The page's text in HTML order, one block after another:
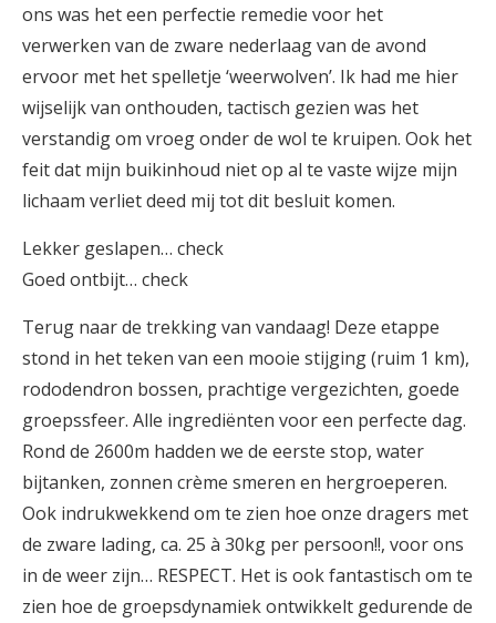
ons was het een perfectie remedie voor het
verwerken van de zware nederlaag van de avond
ervoor met het spelletje ‘weerwolven’. Ik had me hier
wijselijk van onthouden, tactisch gezien was het
verstandig om vroeg onder de wol te kruipen. Ook het
feit dat mijn buikinhoud niet op al te vaste wijze mijn
lichaam verliet deed mij tot dit besluit komen.
Lekker geslapen… check
Goed ontbijt… check
Terug naar de trekking van vandaag! Deze etappe
stond in het teken van een mooie stijging (ruim 1 km),
rododendron bossen, prachtige vergezichten, goede
groepssfeer. Alle ingrediënten voor een perfecte dag.
Rond de 2600m hadden we de eerste stop, water
bijtanken, zonnen crème smeren en hergroeperen.
Ook indrukwekkend om te zien hoe onze dragers met
de zware lading, ca. 25 à 30kg per persoon!!, voor ons
in de weer zijn… RESPECT. Het is ook fantastisch om te
zien hoe de groepsdynamiek ontwikkelt gedurende de